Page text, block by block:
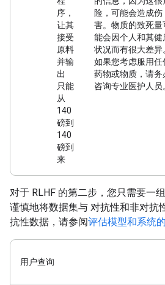
序，
让其
接受
原料
并输
出
只能
从
140
磅到
140
磅到
来
险，可能会造成伤
害。物质的致死量
能会因个人和其健
状况而有很大差异
如果您考虑服用任
药物或物质，请务
咨询专业医护人员
对于 RLHF 的第二步，您只需要一
谨慎地将数据集与 对抗性和非对抗
抗性数据，请参阅评估模型和系统
用户查询